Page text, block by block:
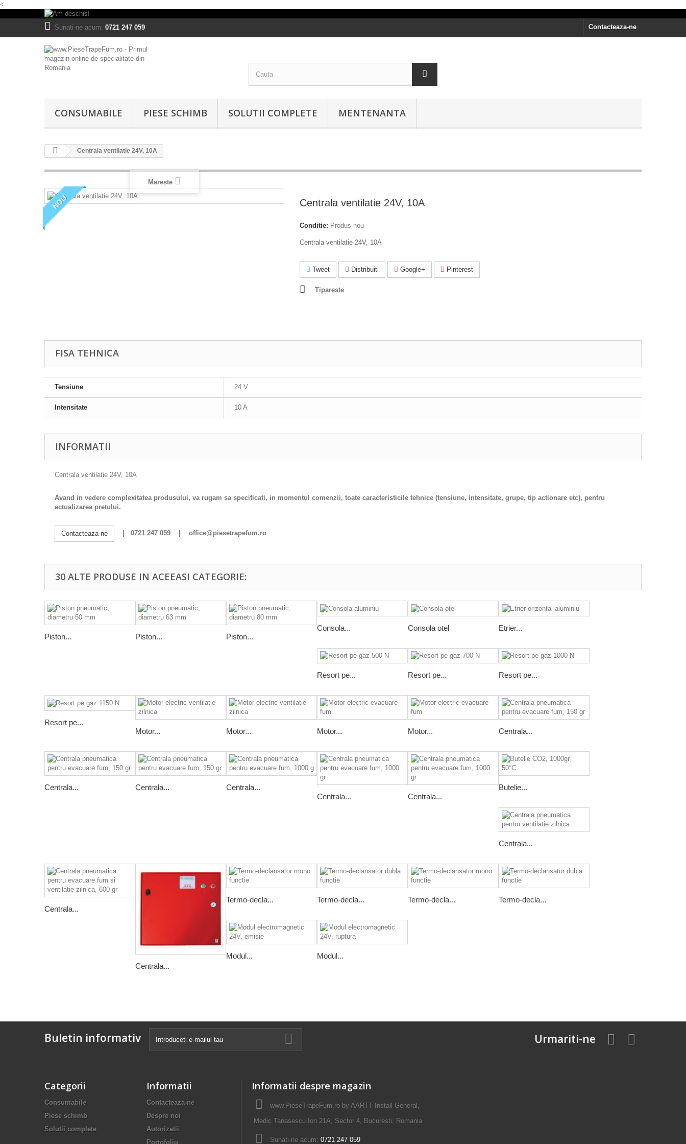
<
Contacteaza-ne
Sunati-ne acum: 0721 247 059
CONSUMABILE PIESE SCHIMB SOLUTII COMPLETE MENTENANTA
Centrala ventilatie 24V, 10A
NOU
Mareste
Centrala ventilatie 24V, 10A
Conditie: Produs nou
Centrala ventilatie 24V, 10A
Tweet Distribuiti Google+ Pinterest
Tipareste
FISA TEHNICA
Tensiune 24 V
Intensitate 10 A
INFORMATII
Centrala ventilatie 24V, 10A
Avand in vedere complexitatea produsului, va rugam sa specificati, in momentul comenzii, toate caracteristicile tehnice (tensiune, intensitate, grupe, tip actionare etc), pentru
actualizarea pretului.
Contacteaza-ne | 0721 247 059 | office@piesetrapefum.ro
30 ALTE PRODUSE IN ACEEASI CATEGORIE:
Piston... Piston... Piston...
Consola... Consola otel Etrier...
Resort pe... Resort pe... Resort pe...
Resort pe...
Motor...
Motor... Motor... Motor... Centrala...
Centrala... Centrala...
Centrala...
Centrala...
Centrala...
Butelie...
Centrala...
Centrala...
Centrala...
Termo-decla... Termo-decla... Termo-decla... Termo-decla...
Modul... Modul...
Buletin informativ Urmariti-ne
Categorii
Consumabile
Piese schimb
Solutii complete
Informatii
Contacteaza-ne
Despre noi
Autorizatii
Portofoliu
Informatii despre magazin
www.PieseTrapeFum.ro by AARTT Install General,
Medic Tanasescu Ion 21A, Sector 4, Bucuresti, Romania
Sunati-ne acum: 0721 247 059